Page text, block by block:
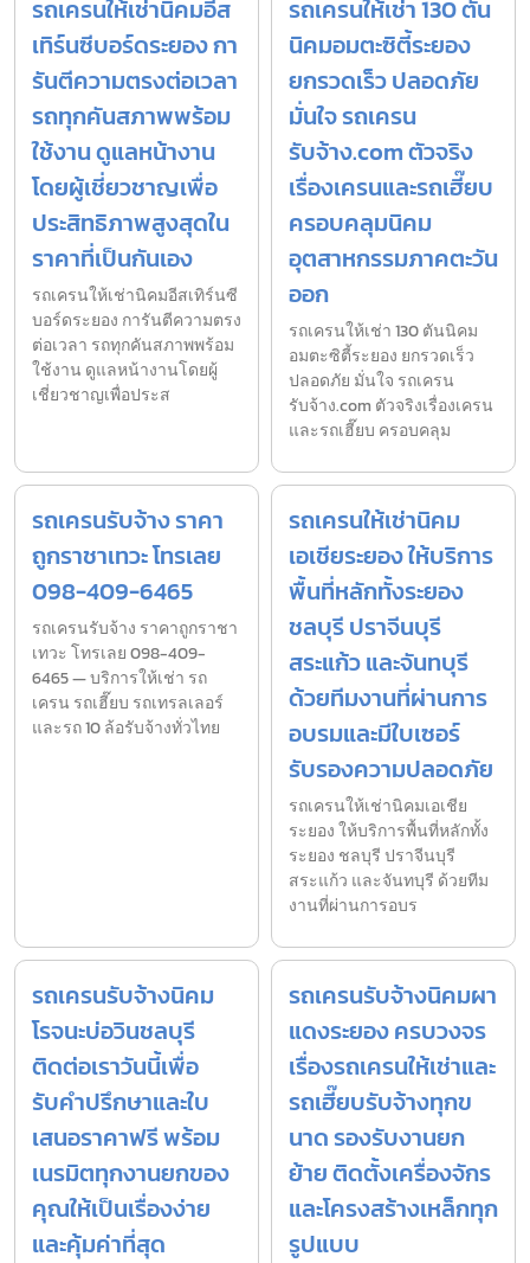
รถเครนให้เช่านิคมอีส
เทิร์นซีบอร์ดระยอง กา
รันตีความตรงต่อเวลา
รถทุกคันสภาพพร้อม
ใช้งาน ดูแลหน้างาน
โดยผู้เชี่ยวชาญเพื่อ
ประสิทธิภาพสูงสุดใน
ราคาที่เป็นกันเอง
รถเครนให้เช่านิคมอีสเทิร์นซี
บอร์ดระยอง การันตีความตรง
ต่อเวลา รถทุกคันสภาพพร้อม
ใช้งาน ดูแลหน้างานโดยผู้
เชี่ยวชาญเพื่อประส
รถเครนให้เช่า 130 ตัน
นิคมอมตะซิตี้ระยอง
ยกรวดเร็ว ปลอดภัย
มั่นใจ รถเครน
รับจ้าง.com ตัวจริง
เรื่องเครนและรถเฮี๊ยบ
ครอบคลุมนิคม
อุตสาหกรรมภาคตะวัน
ออก
รถเครนให้เช่า 130 ตันนิคม
อมตะซิตี้ระยอง ยกรวดเร็ว
ปลอดภัย มั่นใจ รถเครน
รับจ้าง.com ตัวจริงเรื่องเครน
และรถเฮี๊ยบ ครอบคลุม
รถเครนรับจ้าง ราคา
ถูกราชาเทวะ โทรเลย
098-409-6465
รถเครนรับจ้าง ราคาถูกราชา
เทวะ โทรเลย 098-409-
6465 — บริการให้เช่า รถ
เครน รถเฮี๊ยบ รถเทรลเลอร์
และรถ 10 ล้อรับจ้างทั่วไทย
รถเครนให้เช่านิคม
เอเชียระยอง ให้บริการ
พื้นที่หลักทั้งระยอง
ชลบุรี ปราจีนบุรี
สระแก้ว และจันทบุรี
ด้วยทีมงานที่ผ่านการ
อบรมและมีใบเซอร์
รับรองความปลอดภัย
รถเครนให้เช่านิคมเอเชีย
ระยอง ให้บริการพื้นที่หลักทั้ง
ระยอง ชลบุรี ปราจีนบุรี
สระแก้ว และจันทบุรี ด้วยทีม
งานที่ผ่านการอบร
รถเครนรับจ้างนิคม
โรจนะบ่อวินชลบุรี
ติดต่อเราวันนี้เพื่อ
รับคำปรึกษาและใบ
เสนอราคาฟรี พร้อม
เนรมิตทุกงานยกของ
คุณให้เป็นเรื่องง่าย
และคุ้มค่าที่สุด
รถเครนรับจ้างนิคมผา
แดงระยอง ครบวงจร
เรื่องรถเครนให้เช่าและ
รถเฮี๊ยบรับจ้างทุกข
นาด รองรับงานยก
ย้าย ติดตั้งเครื่องจักร
และโครงสร้างเหล็กทุก
รูปแบบ